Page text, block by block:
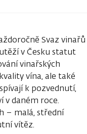
Svaz vinařů
v Česku statut
vinařských
vína, ale také
k pozvednutí,
v daném roce.
– malá, střední
vítěz.